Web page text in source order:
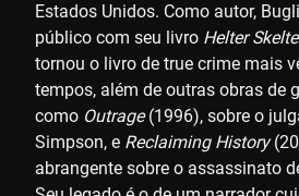
Estados Unidos. Como autor,
público com seu livro Helter
tornou o livro de true crime mais
tempos, além de outras obras de
como Outrage(1996), sobre o
Simpson, e Reclaiming History
abrangente sobre o assassinato